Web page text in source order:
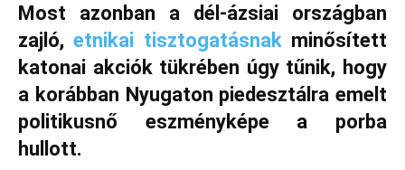
Most azonban a dél-ázsiai országban
zajló,etnikai tisztogatásnak minősített
katonai akciók tükrében úgy tűnik, hogy
a korábban Nyugaton piedesztálra emelt
politikusnő eszményképe a porba
hullott.